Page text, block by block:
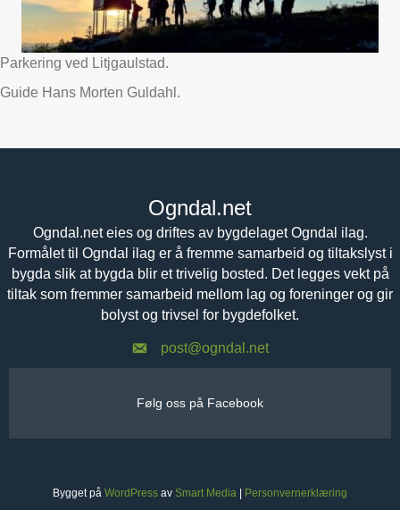
Parkering ved Litjgaulstad.
Guide Hans Morten Guldahl.
Ogndal.net
Ogndal.net eies og driftes av bygdelaget Ogndal ilag.
Formålet til Ogndal ilag er å fremme samarbeid og tiltakslyst i
bygda slik at bygda blir et trivelig bosted. Det legges vekt på
tiltak som fremmer samarbeid mellom lag og foreninger og gir
bolyst og trivsel for bygdefolket.
post@ogndal.net
Følg oss på Facebook
Bygget på WordPress av Smart Media | Personvernerklæring